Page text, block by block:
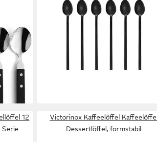
GRÄWE
Latte-Macchiato-Löffel (6 Stück),
12
Serie
Victorinox Kaffeelöffel Kaffeelöffel
Dessertlöffel, formstabil